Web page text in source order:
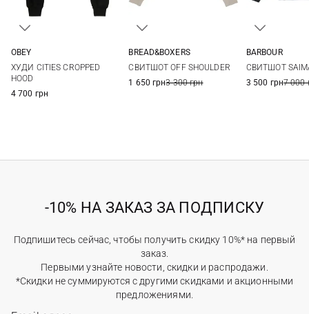
OBEY
ХУДИ CITIES CROPPED
HOOD
4 700 грн
BREAD&BOXERS
СВИТШОТ OFF SHOULDER
1 650 грн3 300 грн
BARBOUR
СВИТШОТ
3 500 грн7 000
-10% НА ЗАКАЗ ЗА ПОДПИСКУ
Подпишитесь сейчас, чтобы получить скидку 10%* на первый
заказ.
Первыми узнайте новости, скидки и распродажи.
*Скидки не суммируются с другими скидками и акционными
предложениями.